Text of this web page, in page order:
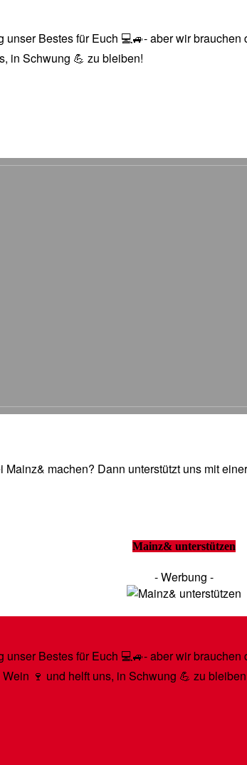
Bestes für Euch 💻🚙- aber wir
in Schwung 💪 zu bleiben!
machen? Dann unterstützt uns mit
Mainz& unterstützen
- Werbung -
Bestes für Euch 💻🚙- aber wir
🍷 und helft uns, in Schwung 💪 zu